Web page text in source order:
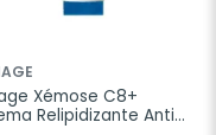
Xémose C8+
Relipidizante Anti-